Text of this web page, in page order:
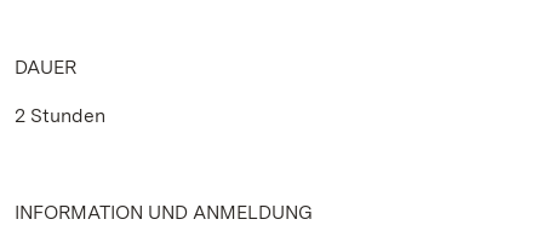
DAUER
2 Stunden
INFORMATION UND ANMELDUNG